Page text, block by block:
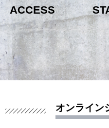
ACCESS
オンライン